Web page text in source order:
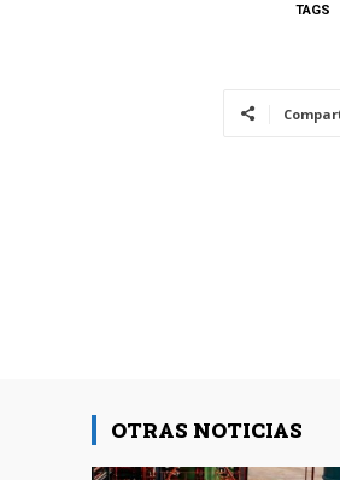
TAGS
OTRAS NOTICIAS